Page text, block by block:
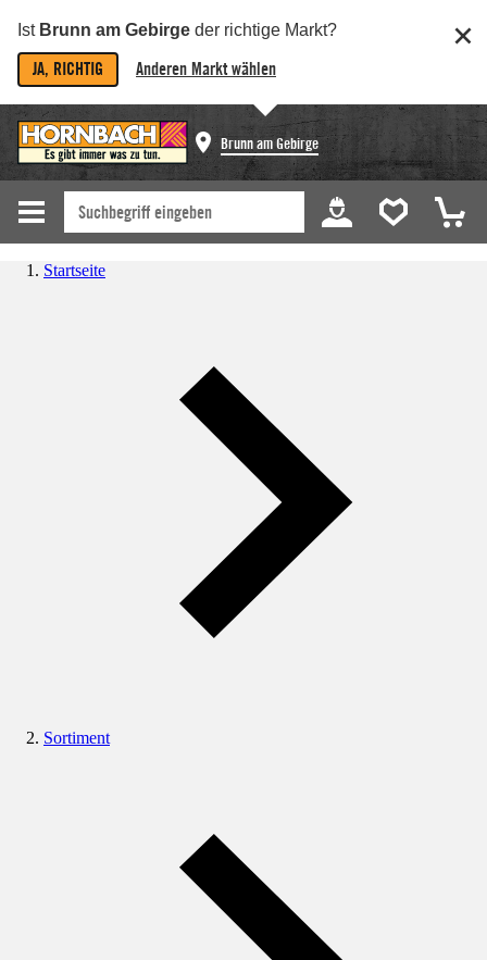
Ist Brunn am Gebirge der richtige Markt?
JA, RICHTIG Anderen Markt wählen
Brunn am Gebirge
Startseite
Sortiment